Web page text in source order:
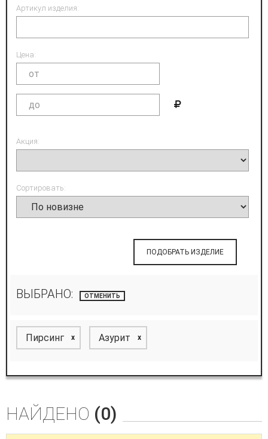
Артикул изделия:
Цена:
Акция:
Сортировать:
ПОДОБРАТЬ ИЗДЕЛИЕ
ВЫБРАНО: ОТМЕНИТЬ
Пирсинг x Азурит x
НАЙДЕНО (0)